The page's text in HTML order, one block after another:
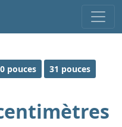
pouces 31 pouces